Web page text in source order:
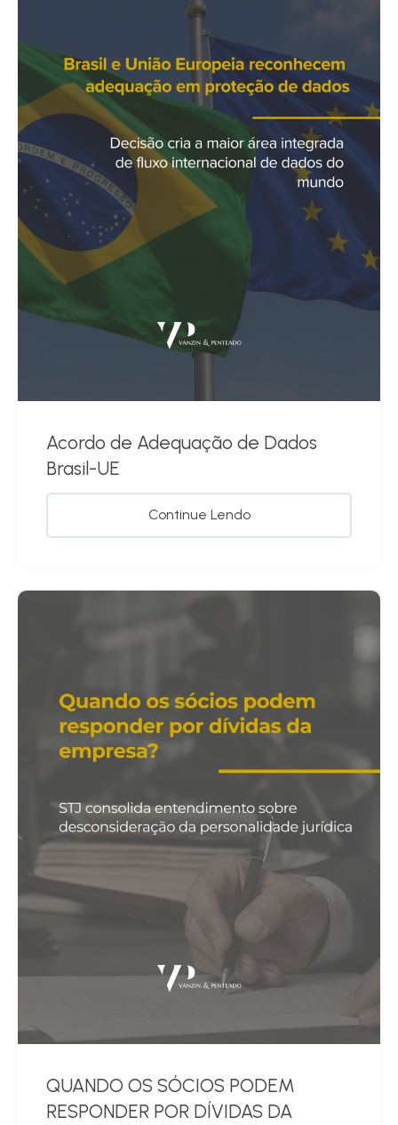
Acordo de Adequação de Dados
Brasil-UE
Continue Lendo
QUANDO OS SÓCIOS PODEM
RESPONDER POR DÍVIDAS DA